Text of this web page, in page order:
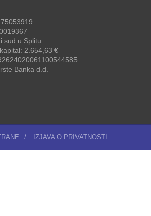
sud u Splitu
2.654,63 €
Banka d.d.
/ IZJAVA O PRIVATNOSTI